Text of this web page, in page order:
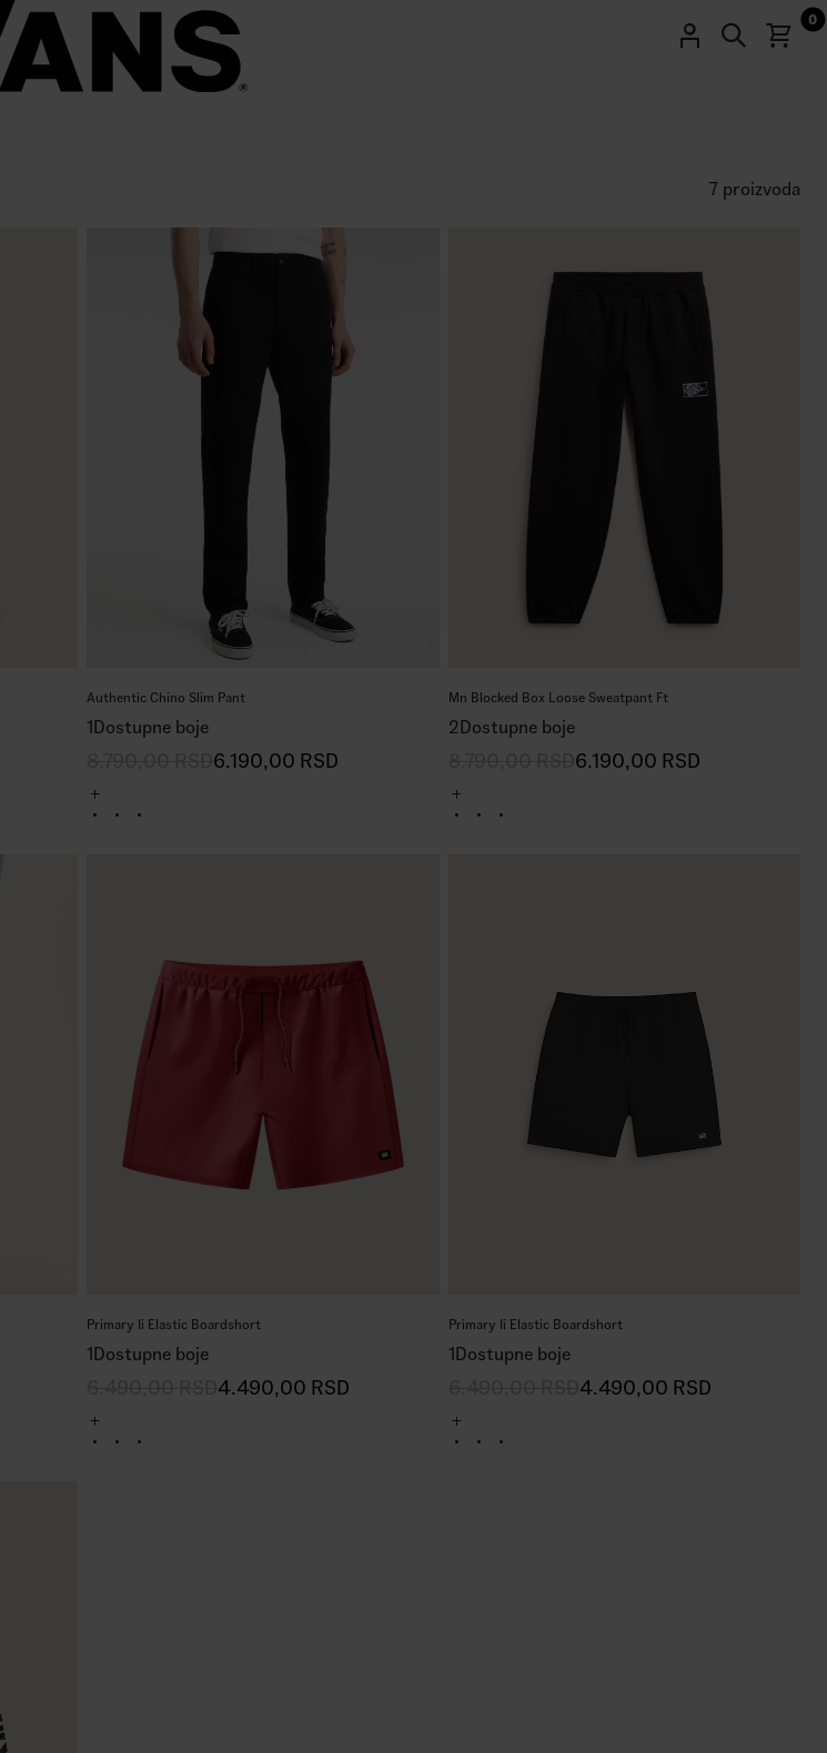
0
7 proizvoda
Authentic Chino Slim Pant
1Dostupne boje
6.190,00 RSD
Mn Blocked Box Loose Sweatpant Ft
2Dostupne boje
6.190,00 RSD
Primary Ii Elastic Boardshort
1Dostupne boje
4.490,00 RSD
Primary Ii Elastic Boardshort
1Dostupne boje
4.490,00 RSD